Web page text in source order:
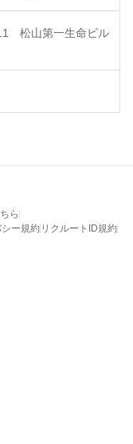
松山第一生命ビル
ら
ー規約 リクルートID規約